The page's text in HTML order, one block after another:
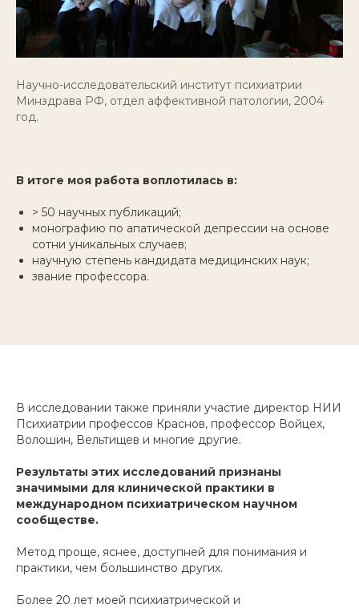
Научно-исследовательский институт психиатрии
Минздрава РФ, отдел аффективной патологии, 2004
год.
В итоге моя работа воплотилась в:
> 50 научных публикаций;
монографию по апатической депрессии на основе
сотни уникальных случаев;
научную степень кандидата медицинских наук;
звание профессора.
В исследовании также приняли участие директор НИИ
Психиатрии профессов Краснов, профессор Войцех,
Волошин, Вельтищев и многие другие.
Результаты этих исследований признаны
значимыми для клинической практики в
международном психиатрическом научном
сообществе.
Метод проще, яснее, доступней для понимания и
практики, чем большинство других.
Более 20 лет моей психиатрической и